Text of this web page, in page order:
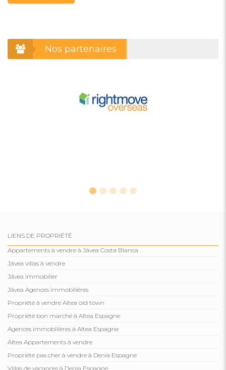
Nos partenaires
LIENS DE PROPRIÉTÉ
Appartements à vendre à Jávea Costa Blanca
Jávea villas à vendre
Jávea immobilier
Jávea Agences immobilières
Propriété à vendre Altea old town
Propriété bon marché à Altea Espagne
Agences immobilières à Altea Espagne
Altea Appartements à vendre
Propriété pas cher à vendre à Denia Espagne
Villas de vacances à Denia Espagne